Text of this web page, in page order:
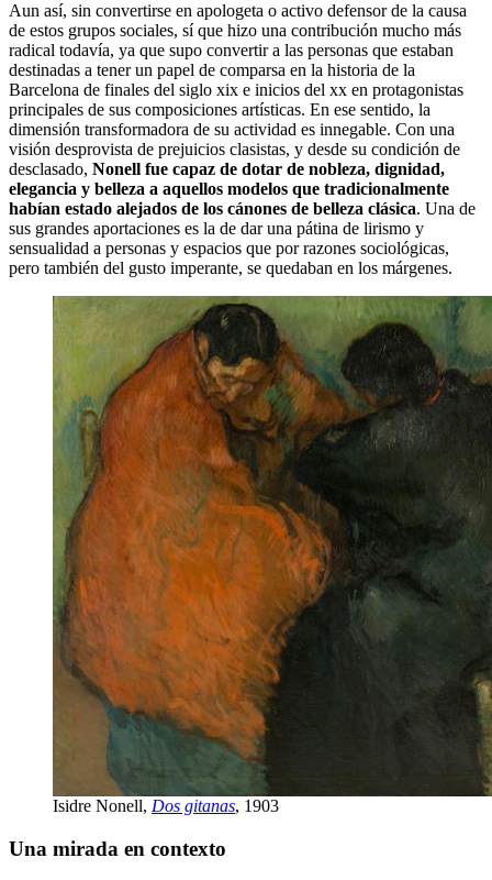
Aun así, sin convertirse en apologeta o activo defensor de la causa
de estos grupos sociales, sí que hizo una contribución mucho más
radical todavía, ya que supo convertir a las personas que estaban
destinadas a tener un papel de comparsa en la historia de la
Barcelona de finales del siglo xix e inicios del xx en protagonistas
principales de sus composiciones artísticas. En ese sentido, la
dimensión transformadora de su actividad es innegable. Con una
visión desprovista de prejuicios clasistas, y desde su condición de
desclasado, Nonell fue capaz de dotar de nobleza, dignidad,
elegancia y belleza a aquellos modelos que tradicionalmente
habían estado alejados de los cánones de belleza clásica. Una de
sus grandes aportaciones es la de dar una pátina de lirismo y
sensualidad a personas y espacios que por razones sociológicas,
pero también del gusto imperante, se quedaban en los márgenes.
Isidre Nonell, Dos gitanas, 1903
Una mirada en contexto